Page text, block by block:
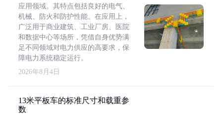
应用领域。其特点包括良好的电气、
机械、防火和防护性能。在应用上，
广泛用于商业建筑、工业厂房、医院
和数据中心等场所，凭借自身优势满
足不同领域对电力供应的高要求，保
障电力系统稳定运行。
2026年8月4日
13米平板车的标准尺寸和载重参
数